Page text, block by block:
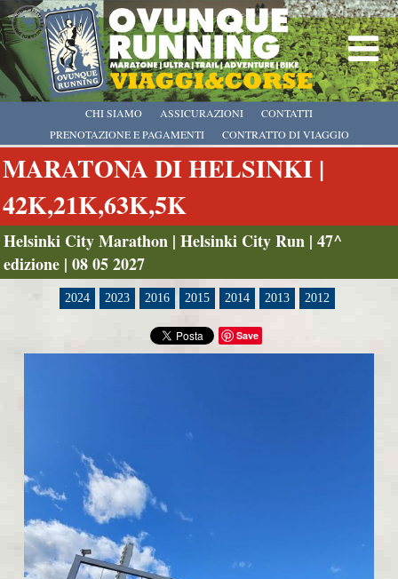
CHI SIAMO
PRENOTAZIONE E PAGAMENTI
CONTRATTO DI VIAGGIO
ASSICURAZIONI CONTATTI
MARATONA DI HELSINKI |
42K,21K,63K,5K
Helsinki City Marathon | Helsinki City Run | 47^
edizione | 08 05 2027
2024 2023 2016 2015 2014 2013 2012
Save